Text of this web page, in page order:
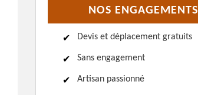
NOS ENGAGEMENTS
Devis et déplacement gratuits
Sans engagement
Artisan passionné